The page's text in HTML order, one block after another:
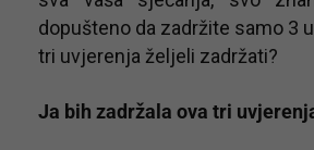
dopušteno da zadržite samo 3
tri uvjerenja željeli zadržati?
Ja bih zadržala ova tri